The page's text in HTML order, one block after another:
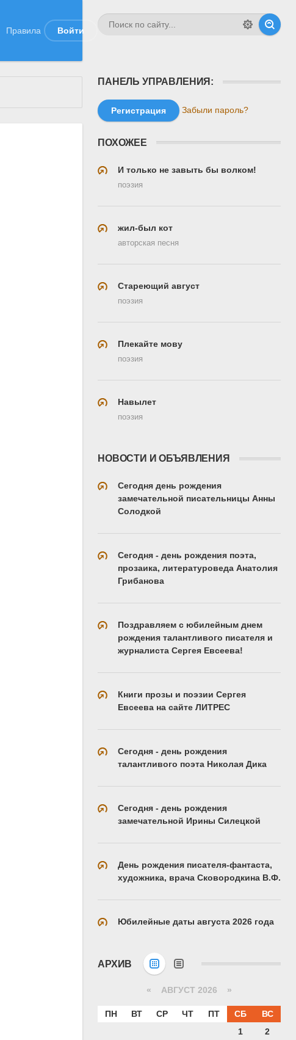
Правила Войти
ПАНЕЛЬ УПРАВЛЕНИЯ:
Регистрация Забыли пароль?
ПОХОЖЕЕ
И только не завыть бы волком!
поэзия
жил-был кот
авторская песня
Стареющий август
поэзия
Плекайте мову
поэзия
Навылет
поэзия
НОВОСТИ И ОБЪЯВЛЕНИЯ
Сегодня день рождения
замечательной писательницы Анны
Солодкой
Сегодня - день рождения поэта,
прозаика, литературоведа Анатолия
Грибанова
Поздравляем с юбилейным днем
рождения талантливого писателя и
журналиста Сергея Евсеева!
Книги прозы и поэзии Сергея
Евсеева на сайте ЛИТРЕС
Сегодня - день рождения
талантливого поэта Николая Дика
Сегодня - день рождения
замечательной Ирины Силецкой
День рождения писателя-фантаста,
художника, врача Сковородкина В.Ф.
Юбилейные даты августа 2026 года
АРХИВ
« АВГУСТ 2026 »
ПН ВТ СР ЧТ ПТ СБ
ВС
1
2